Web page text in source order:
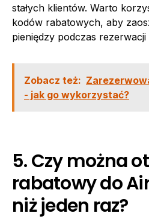
stałych klientów. Warto
kodów rabatowych, aby
pieniędzy podczas
Zobacz też:
- jak go wykorzystać?
5. Czy można
rabatowy do
niż jeden raz?